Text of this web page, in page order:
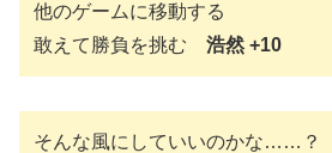
他のゲームに移動する
敢えて勝負を挑む 浩然 +10
そんな風にしていいのかな……？